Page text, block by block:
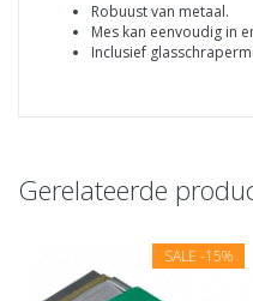
Robuust van metaal.
Mes kan eenvoudig in
Inclusief
Gerelateerde
SALE -15%